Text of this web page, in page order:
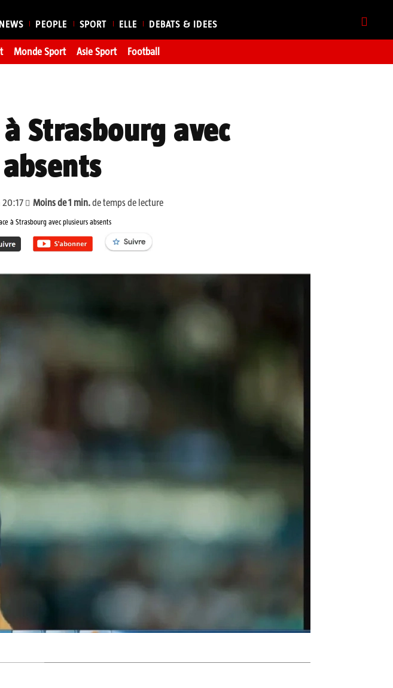
NEWS PEOPLE SPORT ELLE DEBATS & IDEES
Monde Sport Asie Sport Football
Strasbourg avec
20:17 Moins de 1 min. de temps de lecture
à Strasbourg avec plusieurs absents